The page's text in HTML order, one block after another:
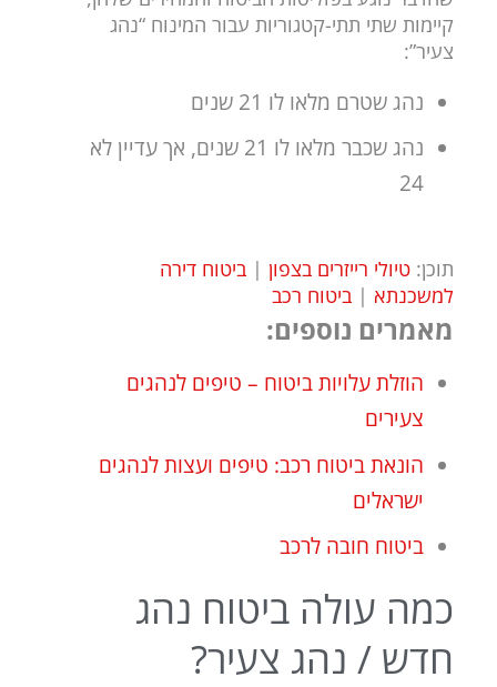
קיימות שתי תתי-קטגוריות עבור המינוח “נהג
צעיר”:
נהג שטרם מלאו לו 21 שנים
נהג שכבר מלאו לו 21 שנים, אך עדיין לא
24
תוכן: טיולי רייזרים בצפון | ביטוח דירה
למשכנתא | ביטוח רכב
מאמרים נוספים:
הוזלת עלויות ביטוח – טיפים לנהגים
צעירים
הונאת ביטוח רכב: טיפים ועצות לנהגים
ישראלים
ביטוח חובה לרכב
כמה עולה ביטוח נהג
חדש / נהג צעיר?